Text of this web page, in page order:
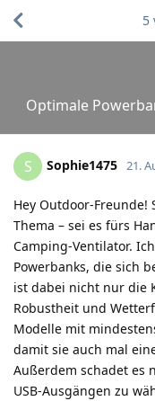
Optimale
5
S Sophie1475 21.
Hey Outdoor-
Thema – sei es fürs
Camping-Ventilator.
Powerbanks, die sich
ist dabei nicht nur die
Robustheit und
Modelle mit
damit sie auch mal
Außerdem schadet es
USB-Ausgängen zu